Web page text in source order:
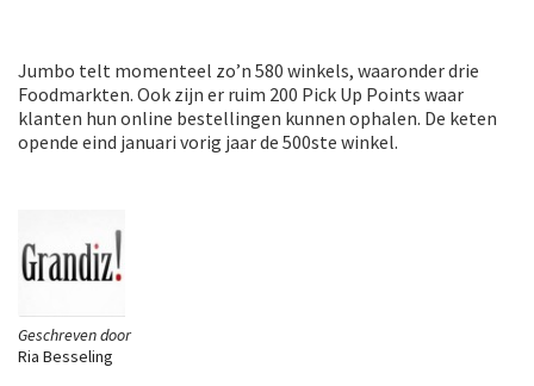
Geschreven door
Ria Besseling
Jumbo telt momenteel zo’n 580 winkels, waaronder drie
Foodmarkten. Ook zijn er ruim 200 Pick Up Points waar
klanten hun online bestellingen kunnen ophalen. De keten
opende eind januari vorig jaar de 500ste winkel.